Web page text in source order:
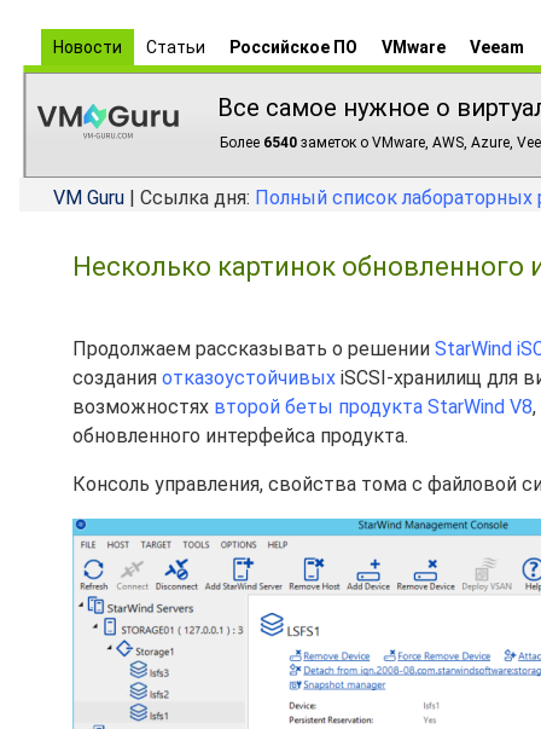
Новости Статьи Российское ПО VMware Veeam
Все самое нужное о
Более 6540 заметок о VMware, AWS, Azure,
VM Guru | Ссылка дня: Полный список лабораторных
Несколько картинок обновленного
Продолжаем рассказывать о решении StarWind
создания отказоустойчивых iSCSI-хранилищ для
возможностях второй беты продукта StarWind V8
обновленного интерфейса продукта.
Консоль управления, свойства тома с файловой